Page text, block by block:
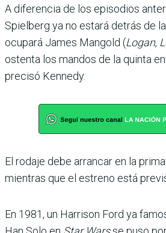
A diferencia de los episodios
Spielberg ya no estará detrás de
ocupará James Mangold (Logan,
ostenta los mandos de la quinta
precisó Kennedy.
El rodaje debe arrancar en la
mientras que el estreno está
En 1981, un Harrison Ford ya